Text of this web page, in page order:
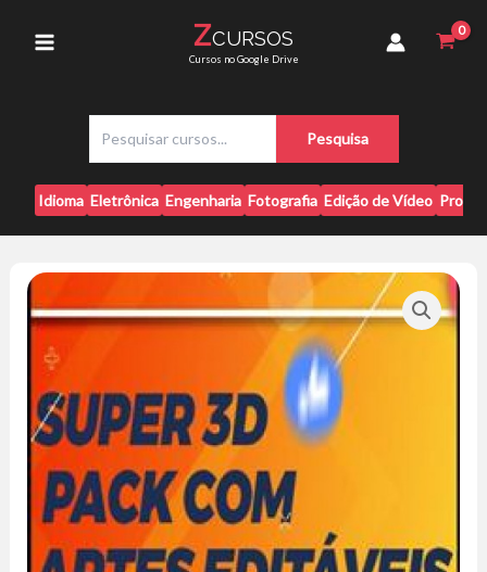
Menu
ZCURSOS
Cursos no Google Drive
s
q
u
i
a
Pesquisa
Idioma Eletrônica Engenharia Fotografia Edição de Vídeo
Editáveis